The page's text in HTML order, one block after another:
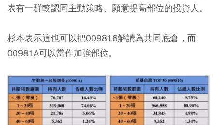
表有一群較認同主動策略、願意提高部位的投資人。
杉本表示這也可以把009816解讀為共同底倉，而
00981A可以當作加強部位。